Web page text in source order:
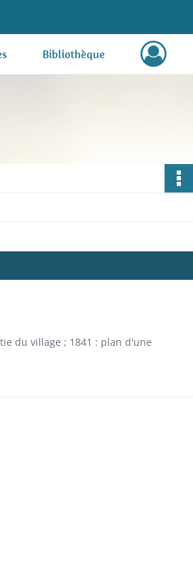
Bibliothèque
du village ; 1841 : plan d'une